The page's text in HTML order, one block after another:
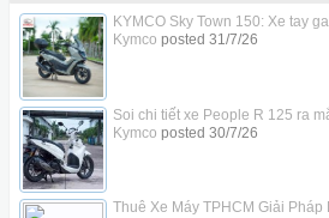
KYMCO Sky Town 150: Xe tay
Kymco posted 31/7/26
Soi chi tiết xe People R 125 ra
Kymco posted 30/7/26
Thuê Xe Máy TPHCM Giải Pháp